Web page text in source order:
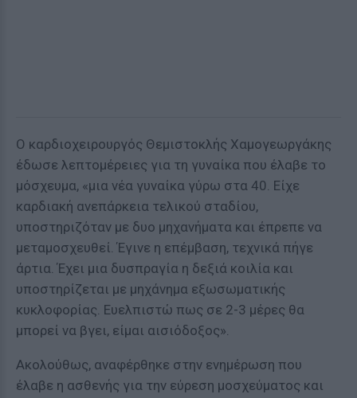
Ο καρδιοχειρουργός Θεμιστοκλής Χαμογεωργάκης
έδωσε λεπτομέρειες για τη γυναίκα που έλαβε το
μόσχευμα, «μια νέα γυναίκα γύρω στα 40. Είχε
καρδιακή ανεπάρκεια τελικού σταδίου,
υποστηριζόταν με δυο μηχανήματα και έπρεπε να
μεταμοσχευθεί. Έγινε η επέμβαση, τεχνικά πήγε
άρτια. Έχει μια δυσπραγία η δεξιά κοιλία και
υποστηρίζεται με μηχάνημα εξωσωματικής
κυκλοφορίας. Ευελπιστώ πως σε 2-3 μέρες θα
μπορεί να βγει, είμαι αισιόδοξος».
Ακολούθως, αναφέρθηκε στην ενημέρωση που
έλαβε η ασθενής για την εύρεση μοσχεύματος και